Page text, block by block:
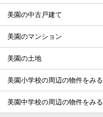
美園の中古戸建て
美園のマンション
美園の土地
美園小学校の周辺の物件をみる
美園中学校の周辺の物件をみる